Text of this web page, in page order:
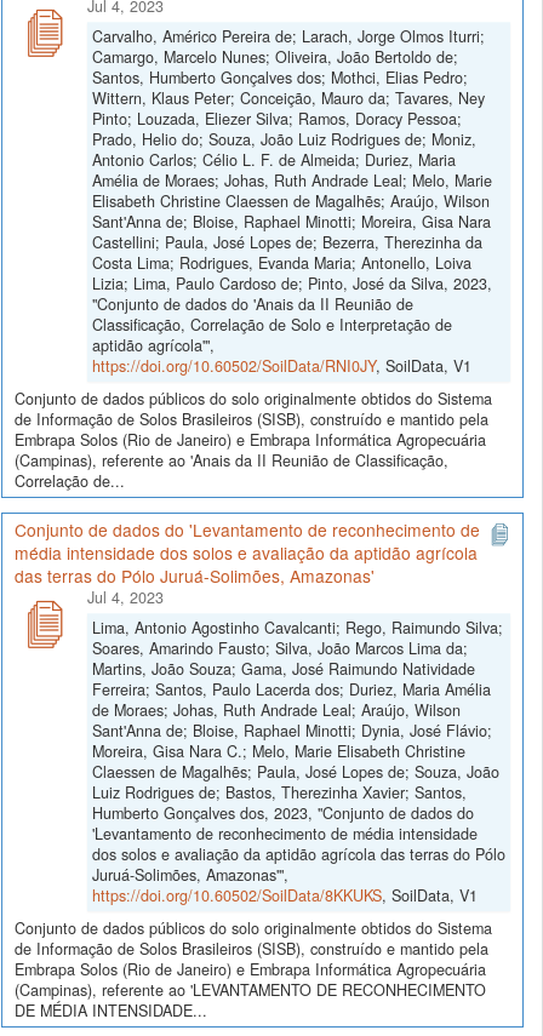
Jul 4, 2023
Carvalho, Américo Pereira de; Larach, Jorge Olmos Iturri;
Camargo, Marcelo Nunes; Oliveira, João Bertoldo de;
Santos, Humberto Gonçalves dos; Mothci, Elias Pedro;
Wittern, Klaus Peter; Conceição, Mauro da; Tavares, Ney
Pinto; Louzada, Eliezer Silva; Ramos, Doracy Pessoa;
Prado, Helio do; Souza, João Luiz Rodrigues de; Moniz,
Antonio Carlos; Célio L. F. de Almeida; Duriez, Maria
Amélia de Moraes; Johas, Ruth Andrade Leal; Melo, Marie
Elisabeth Christine Claessen de Magalhẽs; Araújo, Wilson
Sant'Anna de; Bloise, Raphael Minotti; Moreira, Gisa Nara
Castellini; Paula, José Lopes de; Bezerra, Therezinha da
Costa Lima; Rodrigues, Evanda Maria; Antonello, Loiva
Lizia; Lima, Paulo Cardoso de; Pinto, José da Silva, 2023,
"Conjunto de dados do 'Anais da II Reunião de
Classificação, Correlação de Solo e Interpretação de
aptidão agrícola'",
https://doi.org/10.60502/SoilData/RNI0JY, SoilData, V1
Conjunto de dados públicos do solo originalmente obtidos do Sistema
de Informação de Solos Brasileiros (SISB), construído e mantido pela
Embrapa Solos (Rio de Janeiro) e Embrapa Informática Agropecuária
(Campinas), referente ao 'Anais da II Reunião de Classificação,
Correlação de...
Conjunto de dados do 'Levantamento de reconhecimento de
média intensidade dos solos e avaliação da aptidão agrícola
das terras do Pólo Juruá-Solimões, Amazonas'
Jul 4, 2023
Lima, Antonio Agostinho Cavalcanti; Rego, Raimundo Silva;
Soares, Amarindo Fausto; Silva, João Marcos Lima da;
Martins, João Souza; Gama, José Raimundo Natividade
Ferreira; Santos, Paulo Lacerda dos; Duriez, Maria Amélia
de Moraes; Johas, Ruth Andrade Leal; Araújo, Wilson
Sant'Anna de; Bloise, Raphael Minotti; Dynia, José Flávio;
Moreira, Gisa Nara C.; Melo, Marie Elisabeth Christine
Claessen de Magalhẽs; Paula, José Lopes de; Souza, João
Luiz Rodrigues de; Bastos, Therezinha Xavier; Santos,
Humberto Gonçalves dos, 2023, "Conjunto de dados do
'Levantamento de reconhecimento de média intensidade
dos solos e avaliação da aptidão agrícola das terras do Pólo
Juruá-Solimões, Amazonas'",
https://doi.org/10.60502/SoilData/8KKUKS, SoilData, V1
Conjunto de dados públicos do solo originalmente obtidos do Sistema
de Informação de Solos Brasileiros (SISB), construído e mantido pela
Embrapa Solos (Rio de Janeiro) e Embrapa Informática Agropecuária
(Campinas), referente ao 'LEVANTAMENTO DE RECONHECIMENTO
DE MÉDIA INTENSIDADE...